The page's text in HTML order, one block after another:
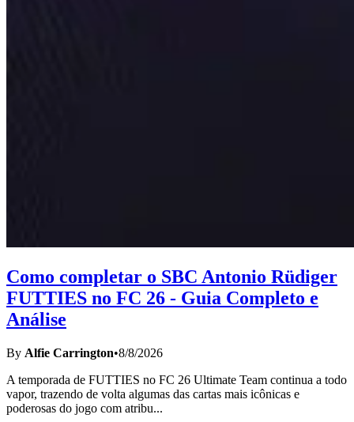
Como completar o SBC Antonio Rüdiger
FUTTIES no FC 26 - Guia Completo e
Análise
By Alfie Carrington•8/8/2026
A temporada de FUTTIES no FC 26 Ultimate Team continua a todo
vapor, trazendo de volta algumas das cartas mais icônicas e
poderosas do jogo com atribu...